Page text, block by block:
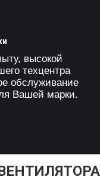
высокой
техцентра
обслуживание
Вашей марки.